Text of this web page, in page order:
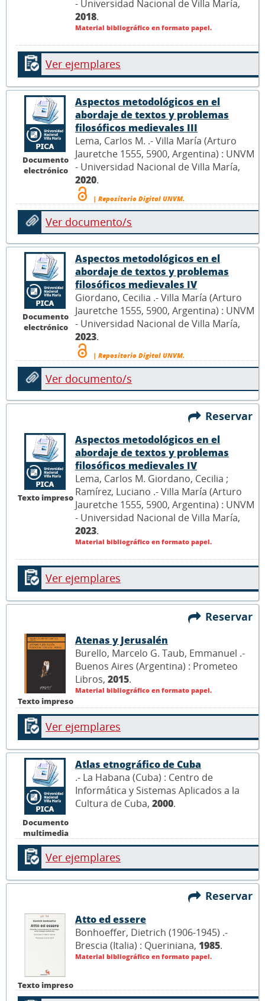
- Universidad Nacional de Villa María,
2018.
Material bibliográfico en formato papel.
Ver ejemplares
Documento
electrónico
Aspectos metodológicos en el
abordaje de textos y problemas
filosóficos medievales III
Lema, Carlos M. .- Villa María (Arturo
Jauretche 1555, 5900, Argentina) : UNVM
- Universidad Nacional de Villa María,
2020.
| Repositorio Digital UNVM.
Ver documento/s
Documento
electrónico
Aspectos metodológicos en el
abordaje de textos y problemas
filosóficos medievales IV
Giordano, Cecilia .- Villa María (Arturo
Jauretche 1555, 5900, Argentina) : UNVM
- Universidad Nacional de Villa María,
2023.
| Repositorio Digital UNVM.
Ver documento/s
Reservar
Texto impreso
Aspectos metodológicos en el
abordaje de textos y problemas
filosóficos medievales IV
Lema, Carlos M. Giordano, Cecilia ;
Ramírez, Luciano .- Villa María (Arturo
Jauretche 1555, 5900, Argentina) : UNVM
- Universidad Nacional de Villa María,
2023.
Material bibliográfico en formato papel.
Ver ejemplares
Reservar
Texto impreso
Atenas y Jerusalén
Burello, Marcelo G. Taub, Emmanuel .-
Buenos Aires (Argentina) : Prometeo
Libros, 2015.
Material bibliográfico en formato papel.
Ver ejemplares
Documento
multimedia
Atlas etnográfico de Cuba
.- La Habana (Cuba) : Centro de
Informática y Sistemas Aplicados a la
Cultura de Cuba, 2000.
Ver ejemplares
Reservar
Texto impreso
Atto ed essere
Bonhoeffer, Dietrich (1906-1945) .-
Brescia (Italia) : Queriniana, 1985.
Material bibliográfico en formato papel.